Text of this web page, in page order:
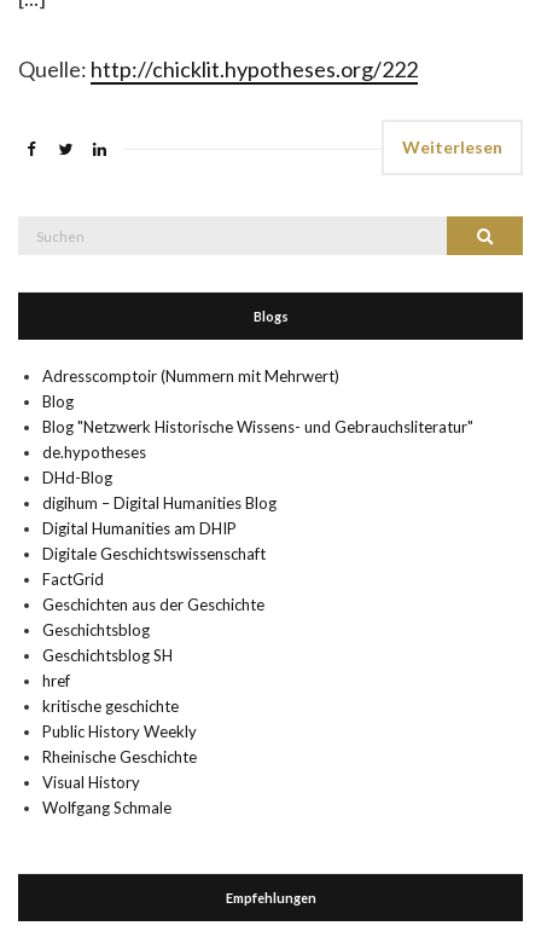
Quelle: http://chicklit.hypotheses.org/222
Weiterlesen
Suchen
Blogs
Adresscomptoir (Nummern mit Mehrwert)
Blog
Blog "Netzwerk Historische Wissens- und Gebrauchsliteratur"
de.hypotheses
DHd-Blog
digihum – Digital Humanities Blog
Digital Humanities am DHIP
Digitale Geschichtswissenschaft
FactGrid
Geschichten aus der Geschichte
Geschichtsblog
Geschichtsblog SH
href
kritische geschichte
Public History Weekly
Rheinische Geschichte
Visual History
Wolfgang Schmale
Empfehlungen